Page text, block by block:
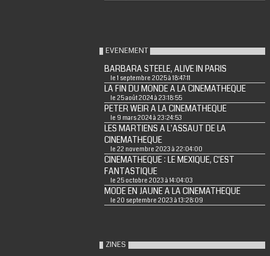
EVENEMENT
BARBARA STEELE, ALIVE IN PARIS
le 1 septembre 2025 à 18:47:11
LA FIN DU MONDE A LA CINEMATHEQUE
le 25 août 2024 à 23:18:55
PETER WEIR A LA CINEMATHEQUE
le 9 mars 2024 à 23:24:53
LES MARTIENS A L'ASSAUT DE LA
CINEMATHEQUE
le 22 novembre 2023 à 22:04:00
CINEMATHEQUE : LE MEXIQUE, C'EST
FANTASTIQUE
le 25 octobre 2023 à 14:04:03
MODE EN JAUNE A LA CINEMATHEQUE
le 20 septembre 2023 à 13:28:09
ZINES